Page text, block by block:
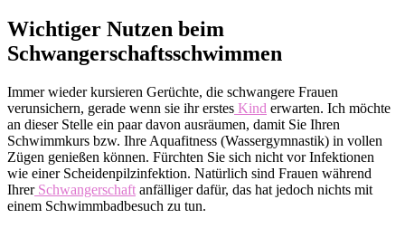
Wichtiger Nutzen beim
Schwangerschaftsschwimmen
Immer wieder kursieren Gerüchte, die schwangere Frauen
verunsichern, gerade wenn sie ihr erstes Kind erwarten. Ich möchte
an dieser Stelle ein paar davon ausräumen, damit Sie Ihren
Schwimmkurs bzw. Ihre Aquafitness (Wassergymnastik) in vollen
Zügen genießen können. Fürchten Sie sich nicht vor Infektionen
wie einer Scheidenpilzinfektion. Natürlich sind Frauen während
IhrerSchwangerschaft anfälliger dafür, das hat jedoch nichts mit
einem Schwimmbadbesuch zu tun.